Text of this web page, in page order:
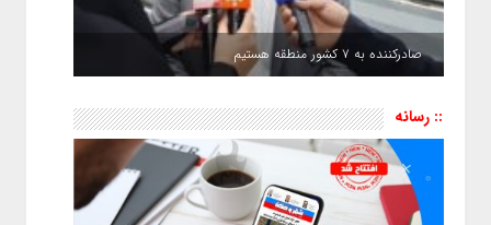
صادرکننده به ۷ کشور منطقه هستیم
:: رسانه